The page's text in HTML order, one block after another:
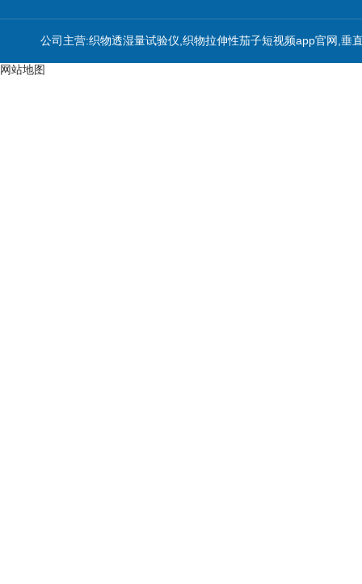
公司主营:织物透湿量试验仪,织物拉伸性茄子短视频app官网,垂
网站地图